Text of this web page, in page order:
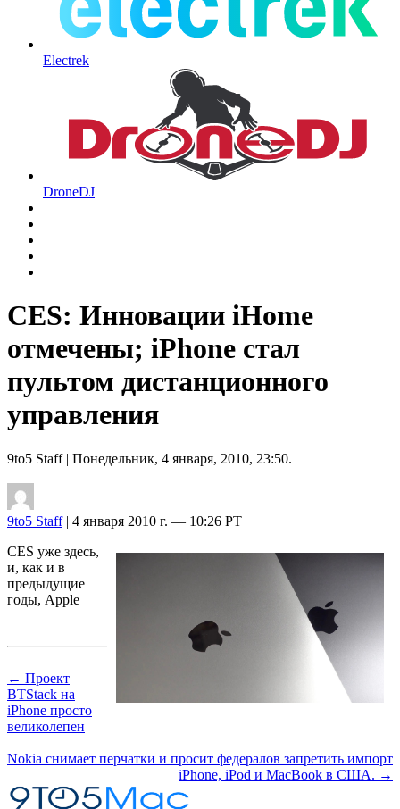
Electrek
DroneDJ
CES: Инновации iHome
отмечены; iPhone стал
пультом дистанционного
управления
9to5 Staff| Понедельник, 4 января, 2010, 23:50.
9to5 Staff| 4 января 2010 г. — 10:26 PT
CES уже здесь,
и, как и в
предыдущие
годы, Apple
← Проект
BTStack на
iPhone просто
великолепен
Nokia снимает перчатки и просит федералов запретить импорт
iPhone, iPod и MacBook в США. →